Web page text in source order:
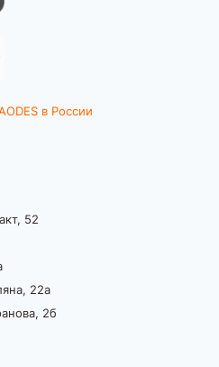
в России
52
22а
2б